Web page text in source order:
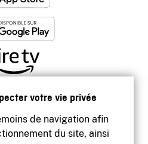
votre vie privée
de navigation afin
du site, ainsi